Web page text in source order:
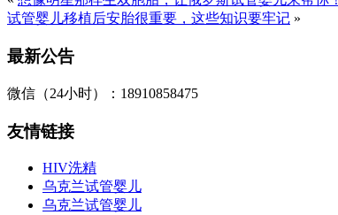
试管婴儿移植后安胎很重要，这些知识要牢记 »
最新公告
微信（24小时）：18910858475
友情链接
HIV洗精
乌克兰试管婴儿
乌克兰试管婴儿